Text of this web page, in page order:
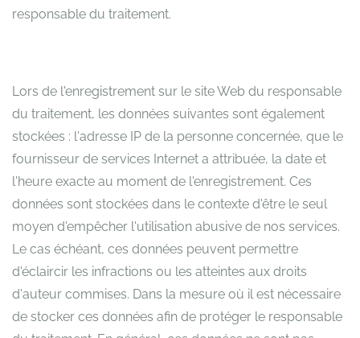
responsable du traitement.
Lors de l'enregistrement sur le site Web du responsable
du traitement, les données suivantes sont également
stockées : l'adresse IP de la personne concernée, que le
fournisseur de services Internet a attribuée, la date et
l'heure exacte au moment de l'enregistrement. Ces
données sont stockées dans le contexte d'être le seul
moyen d'empêcher l'utilisation abusive de nos services.
Le cas échéant, ces données peuvent permettre
d'éclaircir les infractions ou les atteintes aux droits
d'auteur commises. Dans la mesure où il est nécessaire
de stocker ces données afin de protéger le responsable